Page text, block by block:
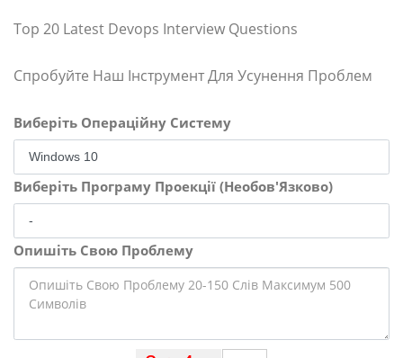
Top 20 Latest Devops Interview Questions
Спробуйте Наш Інструмент Для Усунення Проблем
Виберіть Операційну Систему
Виберіть Програму Проекції (Необов'Язково)
Опишіть Свою Проблему